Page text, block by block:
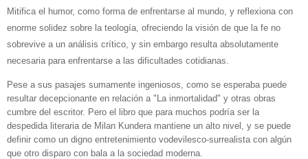
Mitifica el humor, como forma de enfrentarse al mundo, y reflexiona con
enorme solidez sobre la teología, ofreciendo la visión de que la fe no
sobrevive a un análisis crítico, y sin embargo resulta absolutamente
necesaria para enfrentarse a las dificultades cotidianas.
Pese a sus pasajes sumamente ingeniosos, como se esperaba puede
resultar decepcionante en relación a "La inmortalidad" y otras obras
cumbre del escritor. Pero el libro que para muchos podría ser la
despedida literaria de Milan Kundera mantiene un alto nivel, y se puede
definir como un digno entretenimiento vodevilesco-surrealista con algún
que otro disparo con bala a la sociedad moderna.